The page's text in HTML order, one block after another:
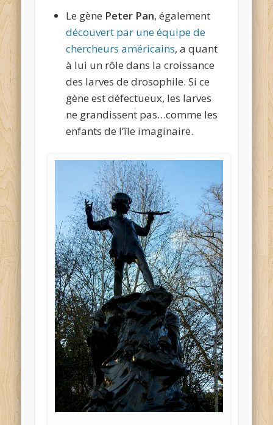
Le gène Peter Pan, également
découvert par une équipe de
chercheurs américains, a quant
à lui un rôle dans la croissance
des larves de drosophile. Si ce
gène est défectueux, les larves
ne grandissent pas…comme les
enfants de l’île imaginaire.